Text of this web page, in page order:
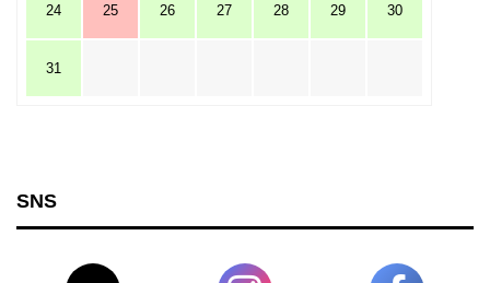
24 25 26 27 28 29 30
31
SNS